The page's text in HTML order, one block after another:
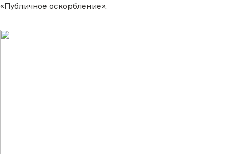
«Публичное оскорбление».